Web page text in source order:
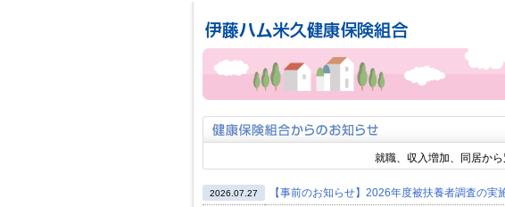
就職、収入増加、同居から
2026.07.27 【事前のお知らせ】2026年度被扶養者調査の実